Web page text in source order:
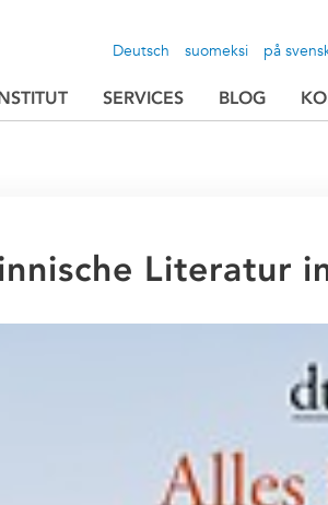
suomeksi
Deutsch på
SERVICES BLOG
Literatur